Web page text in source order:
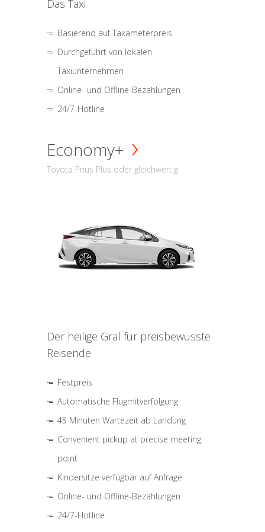
Das Taxi
Basierend auf Taxameterpreis
Durchgeführt von lokalen
Taxiunternehmen
Online- und Offline-Bezahlungen
24/7-Hotline
Economy+
Toyota Prius Plus oder gleichwertig
Der heilige Gral für preisbewusste
Reisende
Festpreis
Automatische Flugmitverfolgung
45 Minuten Wartezeit ab Landung
Convenient pickup at precise meeting
point
Kindersitze verfügbar auf Anfrage
Online- und Offline-Bezahlungen
24/7-Hotline